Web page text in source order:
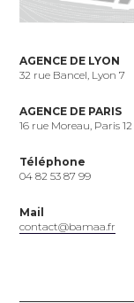
AGENCE DE LYON
32 rue Bancel, Lyon 7
AGENCE DE PARIS
16 rue Moreau, Paris 12
Téléphone
04 82 53 87 99
Mail
contact@bamaa.fr